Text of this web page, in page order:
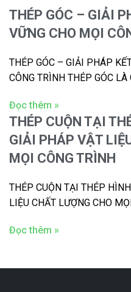
THÉP GÓC – GIẢI
VỮNG CHO MỌI
THÉP GÓC – GIẢI PHÁP
CÔNG TRÌNH THÉP GÓC
Đọc thêm »
THÉP CUỘN TẠI
GIẢI PHÁP VẬT
MỌI CÔNG TRÌNH
THÉP CUỘN TẠI THÉP
LIỆU CHẤT LƯỢNG CHO
Đọc thêm »